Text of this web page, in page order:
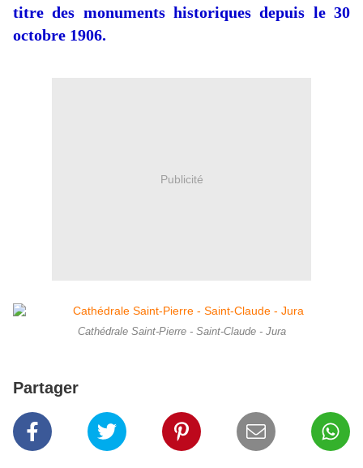
titre des monuments historiques depuis le 30
octobre 1906.
Publicité
Cathédrale Saint-Pierre - Saint-Claude - Jura
Partager